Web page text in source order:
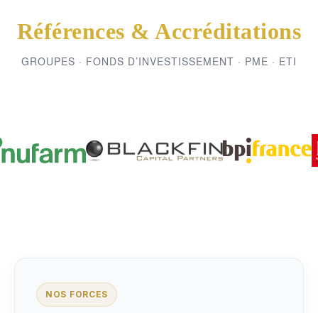
Références & Accréditations
GROUPES · FONDS D’INVESTISSEMENT · PME · ETI
NOS FORCES